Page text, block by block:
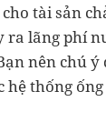
tài sản
ra lãng phí
nên chú
hệ thống